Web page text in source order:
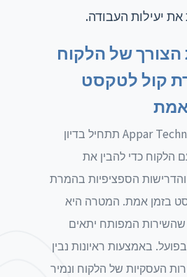
יעילות העבודה.
של הלקוח
קול לטקסט
Appar Technologies תתחיל בדיון
הלקוח כדי להבין את
והדרישות הספציפיות בהמרת
בזמן אמת. המטרה היא
המפותח יתאים
באמצעות ראיונות נבין
העסקיות של הלקוח ונמיר